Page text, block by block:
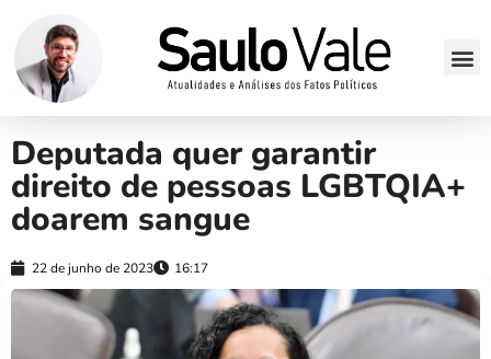
Deputada quer garantir
direito de pessoas LGBTQIA+
doarem sangue
22 de junho de 2023 16:17